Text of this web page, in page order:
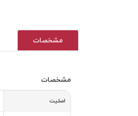
مشخصات
مشخصات
اصلیت